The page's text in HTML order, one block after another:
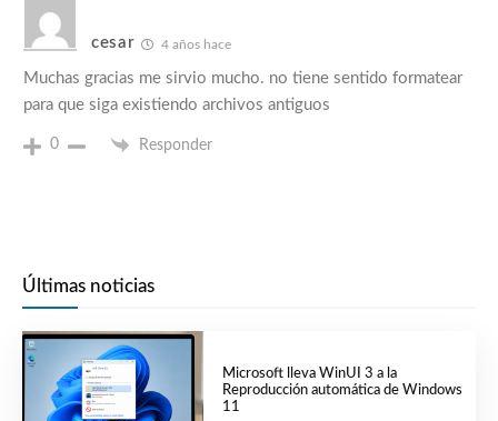
cesar 4 años hace
Muchas gracias me sirvio mucho. no tiene sentido formatear
para que siga existiendo archivos antiguos
0 Responder
Últimas noticias
Microsoft lleva WinUI 3 a la
Reproducción automática de Windows
11